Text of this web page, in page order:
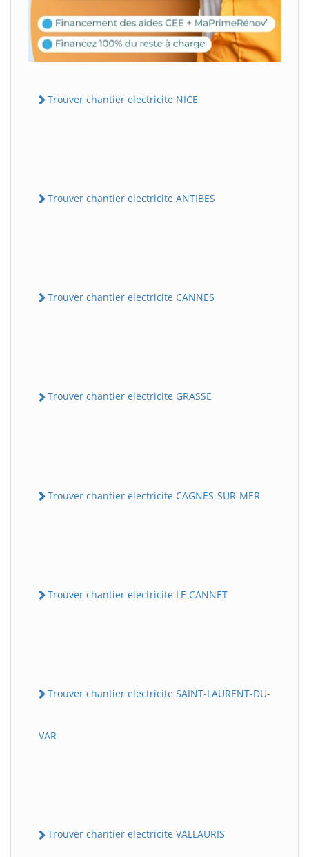
Trouver chantier electricite NICE
Trouver chantier electricite ANTIBES
Trouver chantier electricite CANNES
Trouver chantier electricite GRASSE
Trouver chantier electricite CAGNES-SUR-MER
Trouver chantier electricite LE CANNET
Trouver chantier electricite SAINT-LAURENT-DU-
VAR
Trouver chantier electricite VALLAURIS